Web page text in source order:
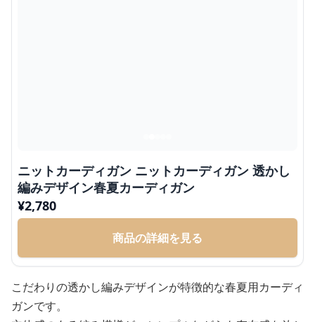
ニットカーディガン ニットカーディガン 透かし
編みデザイン春夏カーディガン
¥2,780
商品の詳細を見る
こだわりの透かし編みデザインが特徴的な春夏用カーディ
ガンです。